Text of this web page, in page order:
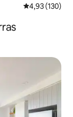
Gemiddelde
4,93 (130)